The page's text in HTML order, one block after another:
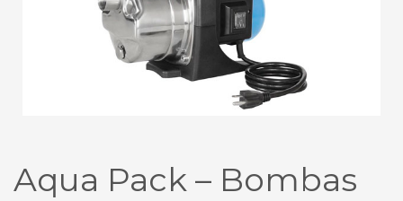
Aqua Pack – Bombas